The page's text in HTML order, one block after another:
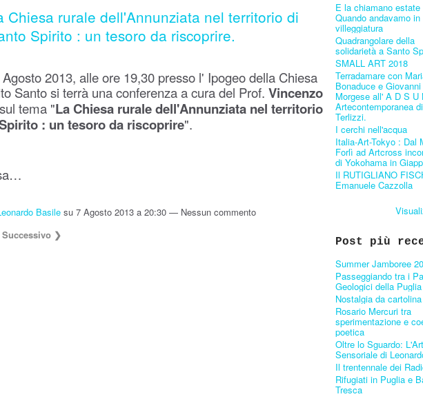
Chiesa rurale dell'Annunziata nel territorio di
Spirito : un tesoro da riscoprire.
2013, alle ore 19,30 presso l' Ipogeo della Chiesa
Santo si terrà una conferenza a cura del Prof. Vincenzo
sul tema "La Chiesa rurale dell'Annunziata nel territorio
: un tesoro da riscoprire".
Basile su 7 Agosto 2013 a 20:30 — Nessun commento
Successivo ❯
E la chiamano estate
Quando andavamo in
villeggiatura
Quadrangolare della
solidarietà a Santo
SMALL ART 2018
Terradamare con
Bonaduce e Giovanni
Morgese all' A D S U
Artecontemporanea di
Terlizzi.
I cerchi nell'acqua
Italia-Art-Tokyo : Dal
Forlì ad Artcross
di Yokohama in
Il RUTIGLIANO
Emanuele Cazzolla
Post più
Summer Jamboree
Passeggiando tra i
Geologici della Puglia
Nostalgia da cartolina
Rosario Mercuri tra
sperimentazione e
poetica
Oltre lo Sguardo:
Sensoriale di
Il trentennale dei
Rifugiati in Puglia e
Tresca